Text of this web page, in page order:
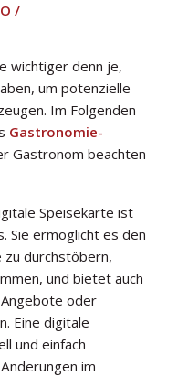
/
wichtiger denn je,
um potenzielle
Im Folgenden
Gastronomie-
Gastronom beachten
Speisekarte ist
Sie ermöglicht es den
zu durchstöbern,
und bietet auch
oder
Eine digitale
und einfach
im